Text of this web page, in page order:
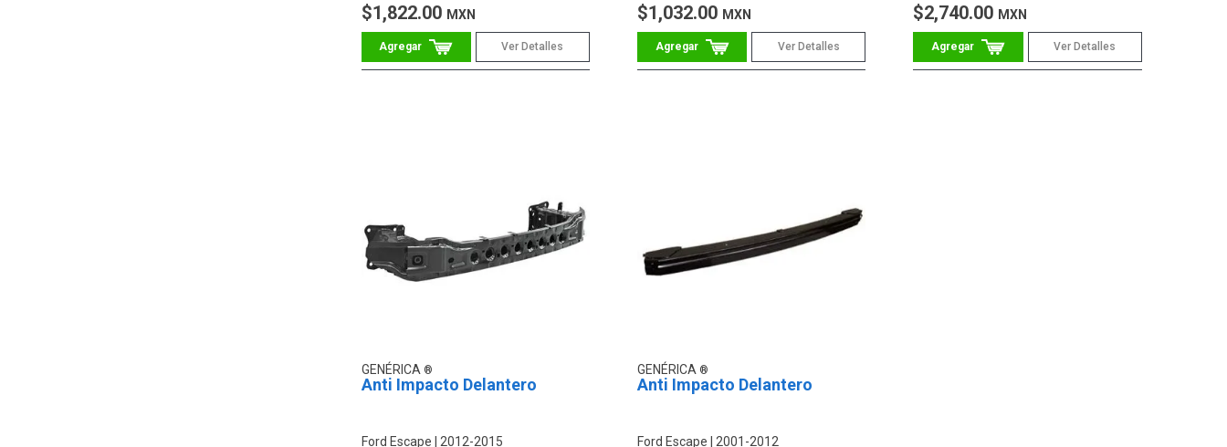
$1,822.00 MXN
Ver Detalles
$1,032.00 MXN
Ver Detalles
$2,740.00 MXN
Ver Detalles
GENÉRICA
Anti Impacto Delantero
Ford Escape 2012-2015
GENÉRICA
Anti Impacto Delantero
Ford Escape 2001-2012